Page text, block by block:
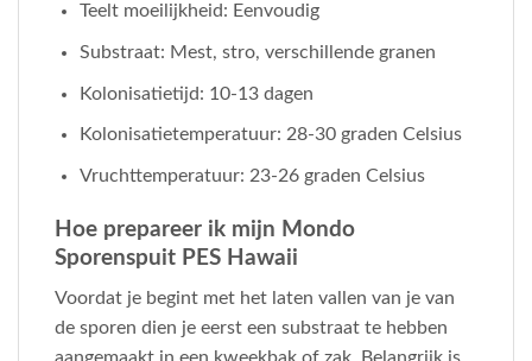
Teelt moeilijkheid: Eenvoudig
Substraat: Mest, stro, verschillende granen
Kolonisatietijd: 10-13 dagen
Kolonisatietemperatuur: 28-30 graden Celsius
Vruchttemperatuur: 23-26 graden Celsius
Hoe prepareer ik mijn Mondo
Sporenspuit PES Hawaii
Voordat je begint met het laten vallen van je van
de sporen dien je eerst een substraat te hebben